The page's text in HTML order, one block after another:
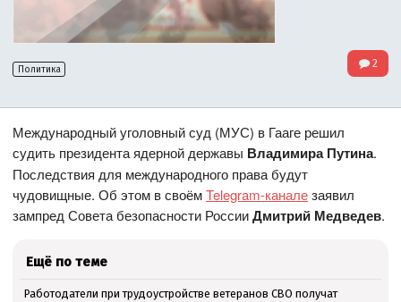
Политика 2
Международный уголовный суд (МУС) в Гааге решил
судить президента ядерной державы Владимира Путина.
Последствия для международного права будут
чудовищные. Об этом в своёмTelegram-каналезаявил
зампред Совета безопасности РоссииДмитрий Медведев.
Ещё по теме
Работодатели при трудоустройстве ветеранов СВО получат